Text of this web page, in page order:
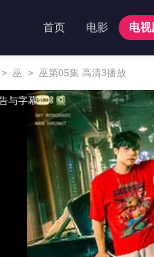
首页 电影 电视
> 巫 > 巫第05集 高清3播放
与字幕！